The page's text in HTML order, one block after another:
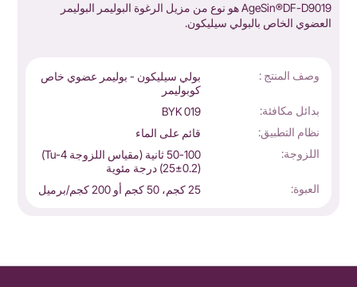
AgeSin®DF-D9019 هو نوع من مزيل الرغوة البوليمر البوليمر
العضوي الخاص بالبولي سيليكون.
وصف المنتج :
بولي سيليكون - بوليمر عضوي خاص
كوبوليمر
بدائل مكافئة:
BYK 019
نظام التطبيق:
قائم على الماء
اللزوجة:
50-100 ثانية (مقياس اللزوجة Tu-4)
(25±0.2) درجة مئوية
العبوة:
25 كجم، 50 كجم أو 200 كجم/برميل